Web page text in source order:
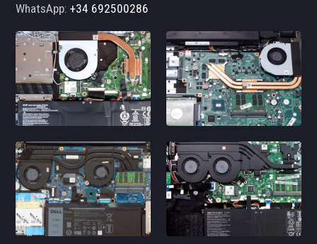
WhatsApp:+34 692500286